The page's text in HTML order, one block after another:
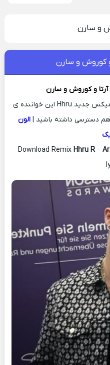
و سارن
آرتا و کوروش و سارن
شما می‌توانید به علاوه ی دانلود ریمیکس جدید Hhru این خواننده ی
دسترسی داشته باشید | الون
Download Remix Hhru R –